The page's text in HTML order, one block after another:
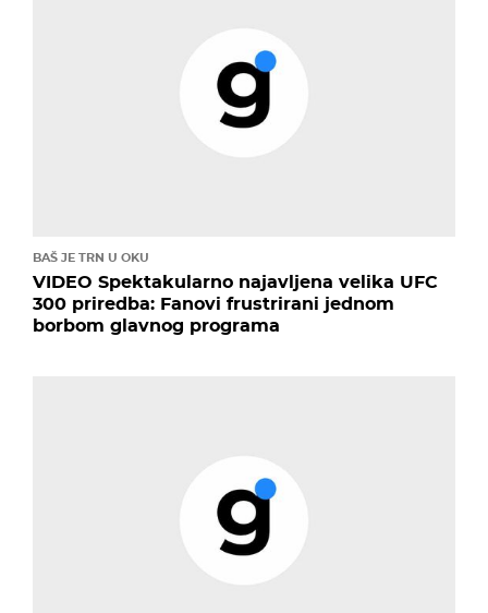
BAŠ JE TRN U OKU
VIDEO Spektakularno najavljena velika UFC
300 priredba: Fanovi frustrirani jednom
borbom glavnog programa